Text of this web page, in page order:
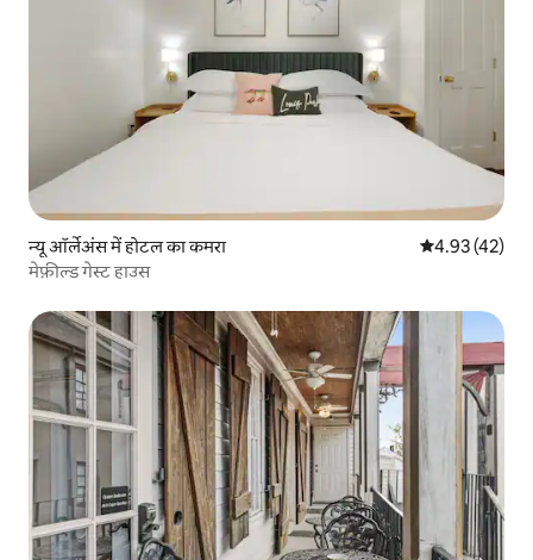
न्यू ऑर्लेअंस में होटल का कमरा औसत रेटिंग 5 में
4.93 (42)
मेफ़ील्ड गेस्ट हाउस